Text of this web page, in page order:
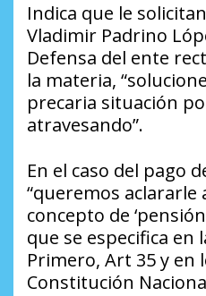
Indica que le
Vladimir Padrino
Defensa del ente
la materia,
precaria situación
atravesando”.
En el caso del pago
“queremos aclararle
concepto de
que se especifica en
Primero, Art 35 y en
Constitución